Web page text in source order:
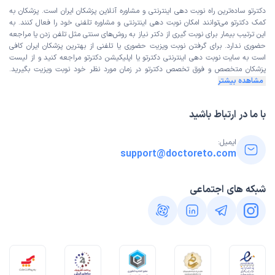
رفتار خوب و مودبانه و مناسبی داشتن ولی خانم دکتر هیچ
توضیحی زمان معاینه ندادن و بعد از معاینه هم به هیچکدوم از
سوال های بیمار جوابی ندادن و بیمارهارو به صورت ماراتون
معاینه میکردن یعنی بیمار قبلی تو اتاق معاینه بود بیمار بعدی
هم بلافاصله وارد میشد محیط معاینه بسیار آلوده و هیچکدام از
به اصطلاح درجه یک اصلا انتظار همچین حجم از آلودگی رو
کرد ولی بقیه موارد خیر
بیش از 90 دقیقه
دکترتو ساده‌ترین راه نوبت‌ دهی اینترنتی و مشاوره آنلاین پزشکان ایران است. پزشکان به
کمک دکترتو می‌توانند امکان نوبت دهی اینترنتی و مشاوره تلفنی خود را فعال کنند. به
این ترتیب بیمار برای نوبت گیری از دکتر نیاز به روش‌های سنتی مثل تلفن زدن یا مراجعه
حضوری ندارد. برای گرفتن نوبت ویزیت حضوری یا تلفنی از بهترین پزشکان ایران کافی
است به سایت نوبت دهی اینترنتی دکترتو یا اپلیکیشن دکترتو مراجعه کنید و از لیست
پزشکان متخصص و فوق تخصص دکترتو در زمان مورد نظر خود نوبت ویزیت بگیرید.
مشاهده بیشتر
با ما در ارتباط باشید
ایمیل:
support@doctoreto.com
شبکه های اجتماعی